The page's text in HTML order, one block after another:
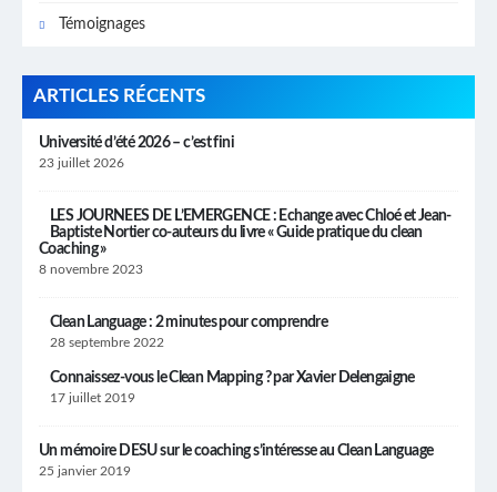
Témoignages
ARTICLES RÉCENTS
Université d’été 2026 – c’est fini
23 juillet 2026
LES JOURNEES DE L’EMERGENCE : Echange avec Chloé et Jean-
Baptiste Nortier co-auteurs du livre « Guide pratique du clean
Coaching »
8 novembre 2023
Clean Language : 2 minutes pour comprendre
28 septembre 2022
Connaissez-vous le Clean Mapping ? par Xavier Delengaigne
17 juillet 2019
Un mémoire DESU sur le coaching s’intéresse au Clean Language
25 janvier 2019